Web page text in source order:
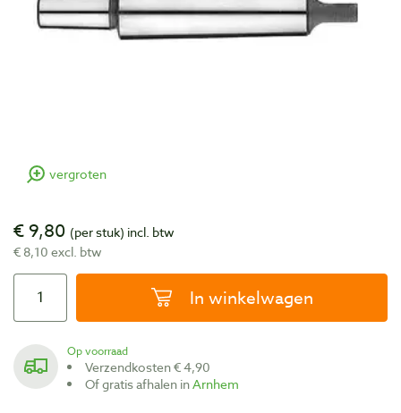
vergroten
€ 9,80 (per stuk) incl. btw
€ 8,10 excl. btw
In winkelwagen
Op voorraad
Verzendkosten € 4,90
Of gratis afhalen inArnhem